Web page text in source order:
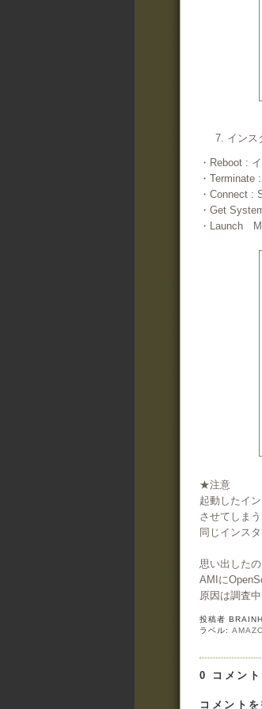
7. インス
・Reboot :
・Terminate
・Connect :
・Get
・Launch
★注意
起動したイ
させてしま
同じインス
思い出した
AMIに
原因は調査
投稿者
ラベル:
0 コメント
コメント